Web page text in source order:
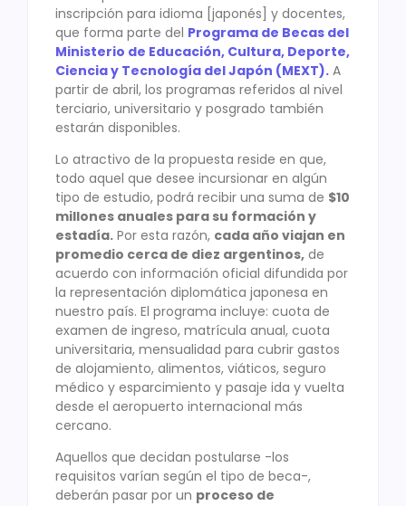
inscripción para idioma [japonés] y docentes,
que forma parte del Programa de Becas del
Ministerio de Educación, Cultura, Deporte,
Ciencia y Tecnología del Japón (MEXT). A
partir de abril, los programas referidos al nivel
terciario, universitario y posgrado también
estarán disponibles.
Lo atractivo de la propuesta reside en que,
todo aquel que desee incursionar en algún
tipo de estudio, podrá recibir una suma de $10
millones anuales para su formación y
estadía. Por esta razón, cada año viajan en
promedio cerca de diez argentinos, de
acuerdo con información oficial difundida por
la representación diplomática japonesa en
nuestro país. El programa incluye: cuota de
examen de ingreso, matrícula anual, cuota
universitaria, mensualidad para cubrir gastos
de alojamiento, alimentos, viáticos, seguro
médico y esparcimiento y pasaje ida y vuelta
desde el aeropuerto internacional más
cercano.
Aquellos que decidan postularse -los
requisitos varían según el tipo de beca-,
deberán pasar por un proceso de